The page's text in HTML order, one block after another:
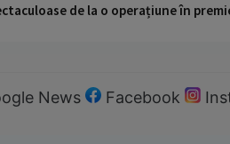
de la o operațiune în
News Facebook